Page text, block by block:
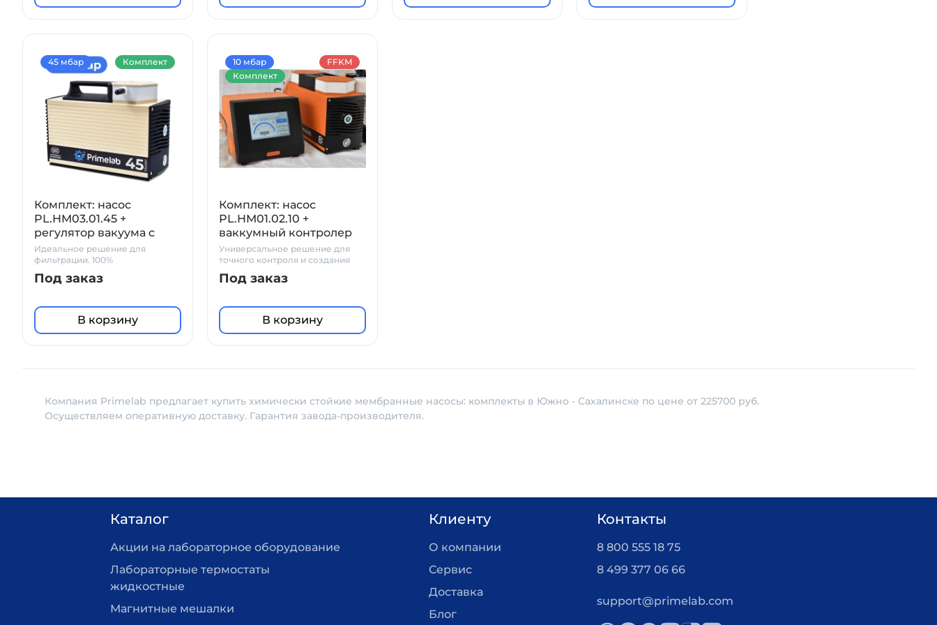
Комплект: насос
PL.HM03.01.45 +
регулятор вакуума с
манометром и
сепаратором
Идеальное решение для
фильтрации. 100%
Под заказ
В корзину
45 мбар Комплект
Комплект: насос
PL.HM01.02.10 +
ваккумный контролер
Vc Pro
Универсальное решение для
точного контроля и создания
условиях
Под заказ
В корзину
10 мбар
FFKM
Комплект
Компания Primelab предлагает купить химически стойкие мембранные насосы: комплекты в Южно - Сахалинске по цене от 225700 руб.
Осуществляем оперативную доставку. Гарантия завода-производителя.
Каталог
Акции на лабораторное оборудование
Лабораторные термостаты
жидкостные
Магнитные мешалки
Клиенту
О компании
Сервис
Доставка
Блог
Контакты
8 800 555 18 75
8 499 377 06 66
support@primelab.com